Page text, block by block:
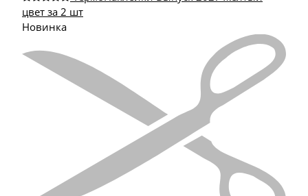
цвет за 2 шт
Новинка